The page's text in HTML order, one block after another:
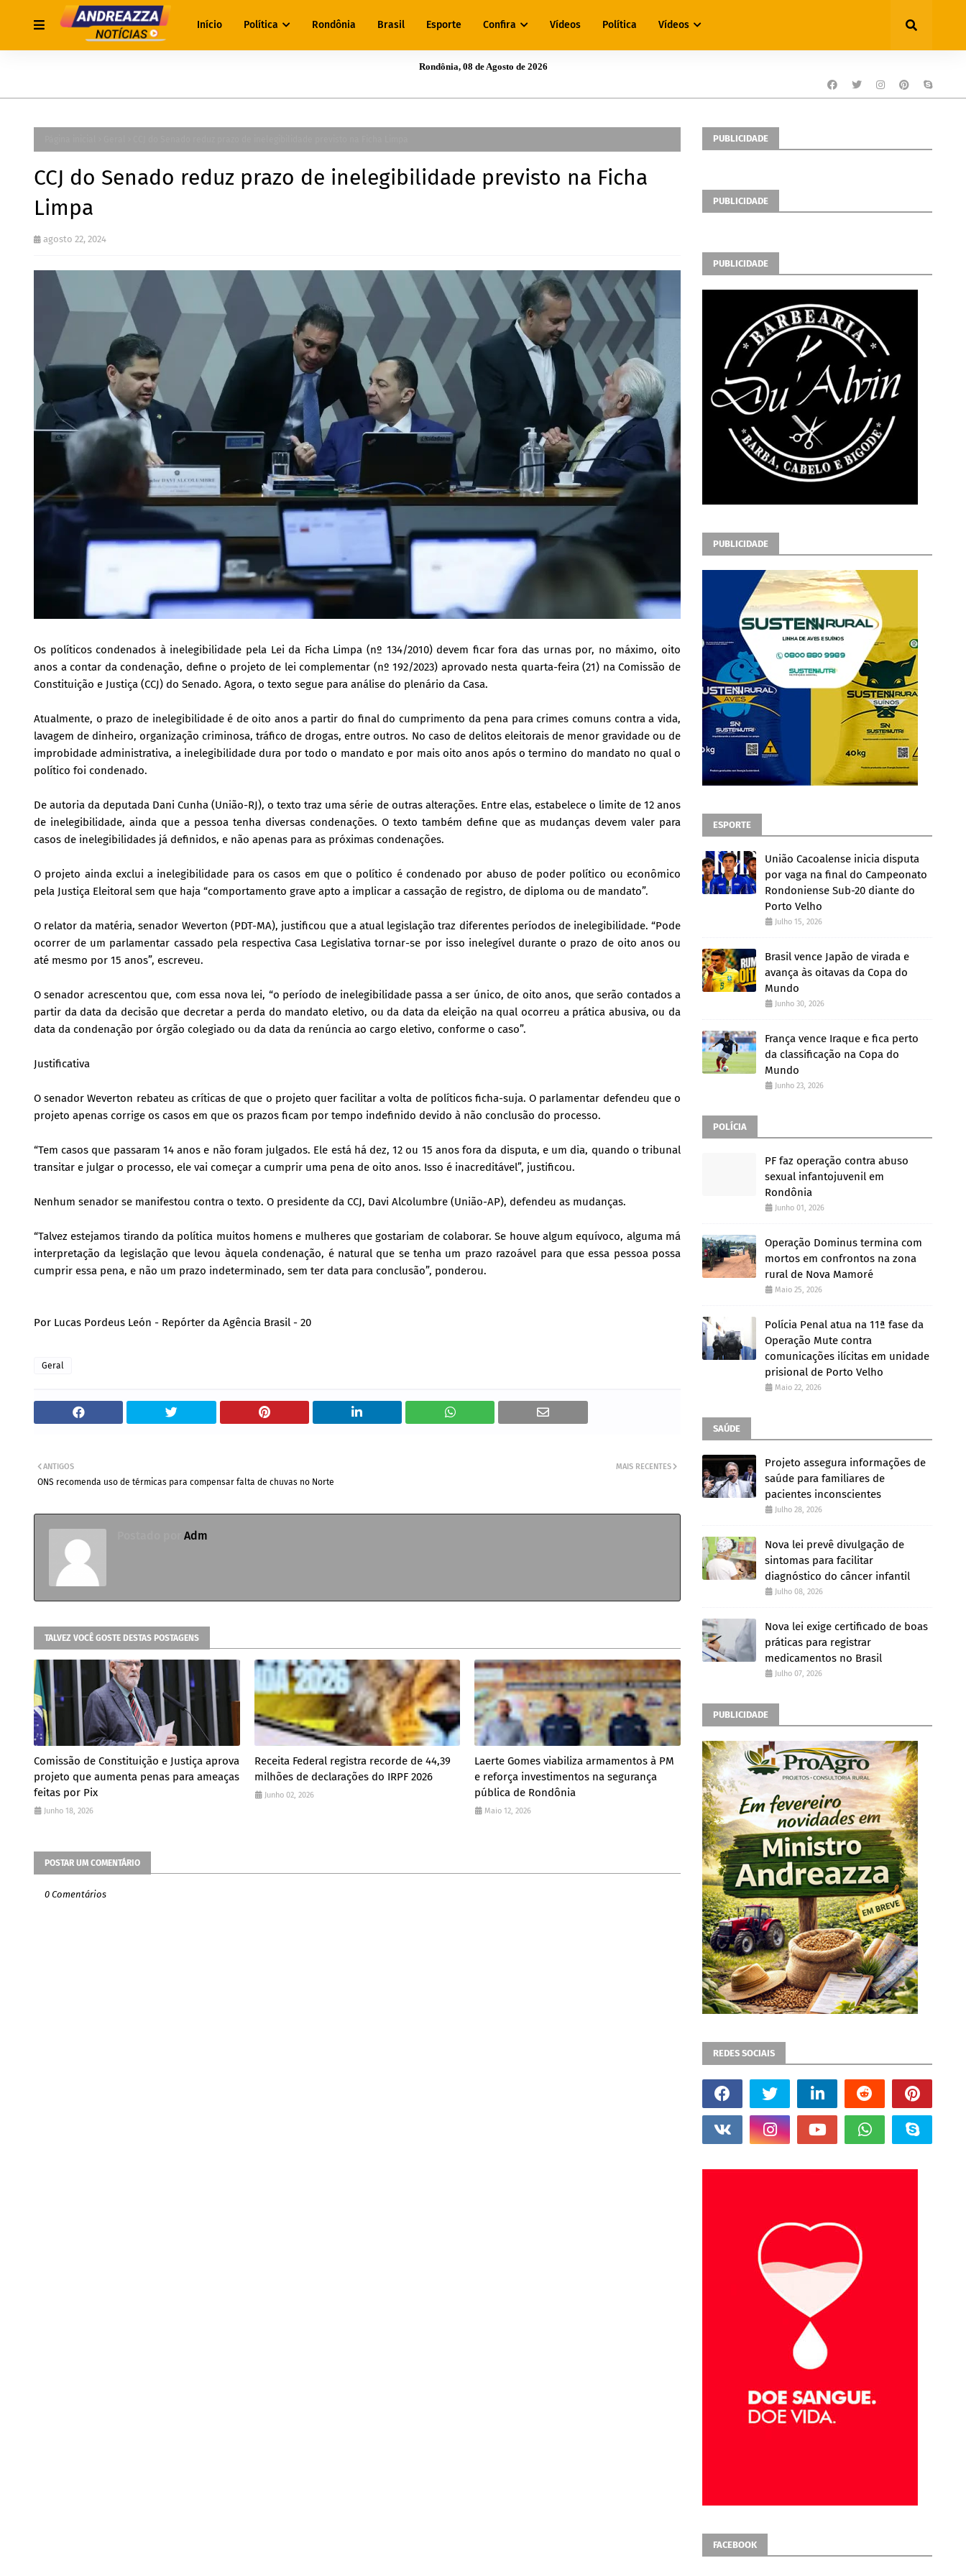
Início Política Rondônia Brasil Esporte Confira Vídeos Política Vídeos
Rondônia, 08 de Agosto de 2026
CCJ do Senado reduz prazo de inelegibilidade previsto na Ficha
Limpa
agosto 22, 2024
Os políticos condenados à inelegibilidade pela Lei da Ficha Limpa (nº 134/2010) devem ficar fora das urnas por, no máximo, oito
anos a contar da condenação, define o projeto de lei complementar (nº 192/2023) aprovado nesta quarta-feira (21) na Comissão de
Constituição e Justiça (CCJ) do Senado. Agora, o texto segue para análise do plenário da Casa.
Atualmente, o prazo de inelegibilidade é de oito anos a partir do final do cumprimento da pena para crimes comuns contra a vida,
lavagem de dinheiro, organização criminosa, tráfico de drogas, entre outros. No caso de delitos eleitorais de menor gravidade ou de
improbidade administrativa, a inelegibilidade dura por todo o mandato e por mais oito anos após o termino do mandato no qual o
político foi condenado.
De autoria da deputada Dani Cunha (União-RJ), o texto traz uma série de outras alterações. Entre elas, estabelece o limite de 12 anos
de inelegibilidade, ainda que a pessoa tenha diversas condenações. O texto também define que as mudanças devem valer para
casos de inelegibilidades já definidos, e não apenas para as próximas condenações.
O projeto ainda exclui a inelegibilidade para os casos em que o político é condenado por abuso de poder político ou econômico
pela Justiça Eleitoral sem que haja “comportamento grave apto a implicar a cassação de registro, de diploma ou de mandato”.
O relator da matéria, senador Weverton (PDT-MA), justificou que a atual legislação traz diferentes períodos de inelegibilidade. “Pode
ocorrer de um parlamentar cassado pela respectiva Casa Legislativa tornar-se por isso inelegível durante o prazo de oito anos ou
até mesmo por 15 anos”, escreveu.
O senador acrescentou que, com essa nova lei, “o período de inelegibilidade passa a ser único, de oito anos, que serão contados a
partir da data da decisão que decretar a perda do mandato eletivo, ou da data da eleição na qual ocorreu a prática abusiva, ou da
data da condenação por órgão colegiado ou da data da renúncia ao cargo eletivo, conforme o caso”.
Justificativa
O senador Weverton rebateu as críticas de que o projeto quer facilitar a volta de políticos ficha-suja. O parlamentar defendeu que o
projeto apenas corrige os casos em que os prazos ficam por tempo indefinido devido à não conclusão do processo.
“Tem casos que passaram 14 anos e não foram julgados. Ele está há dez, 12 ou 15 anos fora da disputa, e um dia, quando o tribunal
transitar e julgar o processo, ele vai começar a cumprir uma pena de oito anos. Isso é inacreditável”, justificou.
Nenhum senador se manifestou contra o texto. O presidente da CCJ, Davi Alcolumbre (União-AP), defendeu as mudanças.
“Talvez estejamos tirando da política muitos homens e mulheres que gostariam de colaborar. Se houve algum equívoco, alguma má
interpretação da legislação que levou àquela condenação, é natural que se tenha um prazo razoável para que essa pessoa possa
cumprir essa pena, e não um prazo indeterminado, sem ter data para conclusão”, ponderou.
Por Lucas Pordeus León - Repórter da Agência Brasil - 20
Geral
MAIS RECENTES
ANTIGOS
ONS recomenda uso de térmicas para compensar falta de chuvas no Norte
Adm
TALVEZ VOCÊ GOSTE DESTAS POSTAGENS
Comissão de Constituição e Justiça aprova
projeto que aumenta penas para ameaças
feitas por Pix
Junho 18, 2026
Receita Federal registra recorde de 44,39
milhões de declarações do IRPF 2026
Junho 02, 2026
Laerte Gomes viabiliza armamentos à PM
e reforça investimentos na segurança
pública de Rondônia
Maio 12, 2026
POSTAR UM COMENTÁRIO
0 Comentários
PUBLICIDADE
PUBLICIDADE
PUBLICIDADE
PUBLICIDADE
ESPORTE
União Cacoalense inicia disputa
por vaga na final do Campeonato
Rondoniense Sub-20 diante do
Porto Velho
Julho 15, 2026
Brasil vence Japão de virada e
avança às oitavas da Copa do
Mundo
Junho 30, 2026
França vence Iraque e fica perto
da classificação na Copa do
Mundo
Junho 23, 2026
POLÍCIA
PF faz operação contra abuso
sexual infantojuvenil em
Rondônia
Junho 01, 2026
Operação Dominus termina com
mortos em confrontos na zona
rural de Nova Mamoré
Maio 25, 2026
Polícia Penal atua na 11ª fase da
Operação Mute contra
comunicações ilícitas em unidade
prisional de Porto Velho
Maio 22, 2026
SAÚDE
Projeto assegura informações de
saúde para familiares de
pacientes inconscientes
Julho 28, 2026
Nova lei prevê divulgação de
sintomas para facilitar
diagnóstico do câncer infantil
Julho 08, 2026
Nova lei exige certificado de boas
práticas para registrar
medicamentos no Brasil
Julho 07, 2026
PUBLICIDADE
REDES SOCIAIS
FACEBOOK